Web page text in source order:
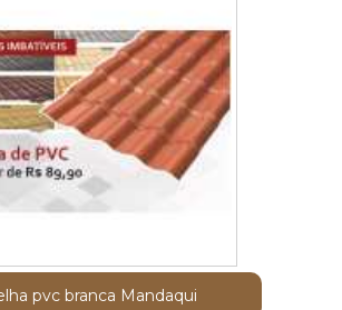
pvc branca Mandaqui